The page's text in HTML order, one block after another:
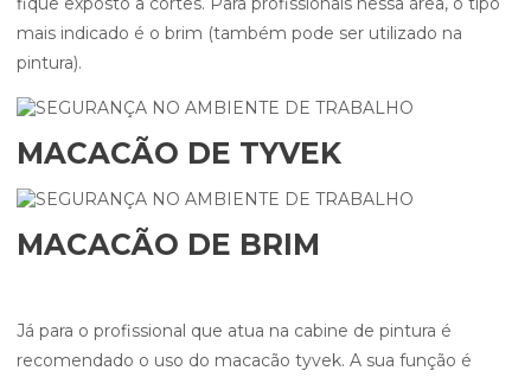
mais indicado é o brim (também pode ser utilizado na
pintura).
MACACÃO DE TYVEK
MACACÃO DE BRIM
Já para o profissional que atua na cabine de pintura é
recomendado o uso do macacão tyvek. A sua função é